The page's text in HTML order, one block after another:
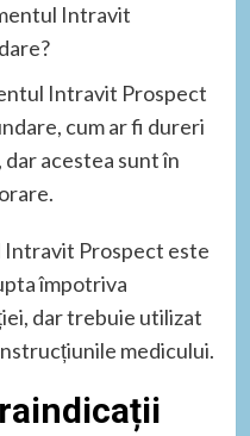
Intravit
Intravit Prospect
cum ar fi dureri
dar acestea sunt în
Intravit Prospect este
împotriva
dar trebuie utilizat
medicului.